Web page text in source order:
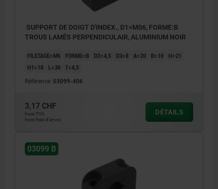
SUPPORT DE DOIGT D'INDEX., D1=M06, FORME:B
TROUS LAMÉS PERPENDICULAIR, ALUMINIUM NOIR
FILETAGE=M6 FORME=B D2=4,5 D3=8 A=20 B=10
H=21
H1=10
L=30 T=4,5
Référence: 03099-406
3,17 CHF
hors TVA
hors frais d’envoi
DÉTAILS
03099 B